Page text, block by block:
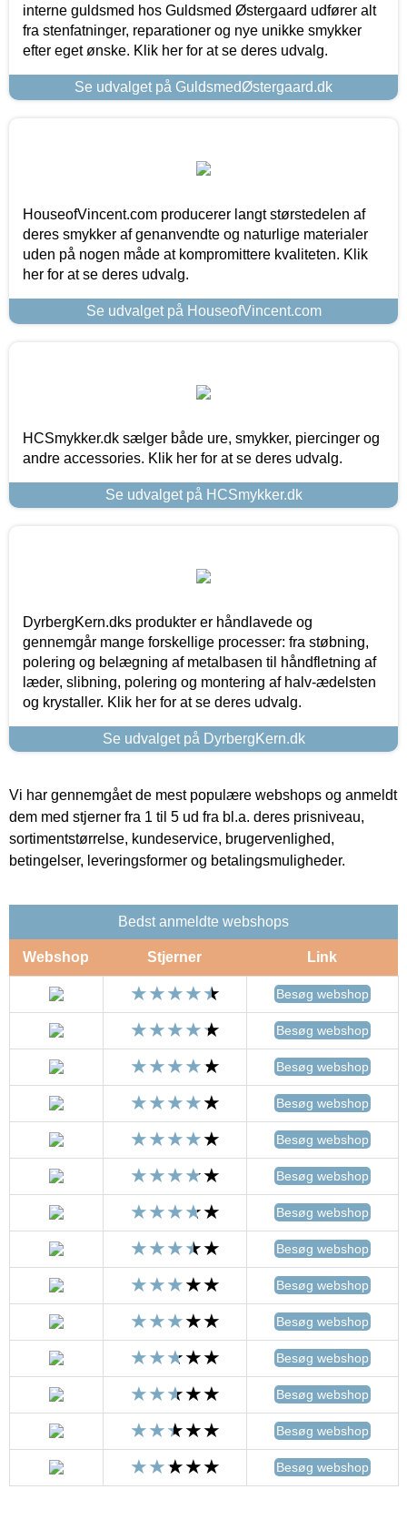
interne guldsmed hos Guldsmed Østergaard udfører alt
fra stenfatninger, reparationer og nye unikke smykker
efter eget ønske. Klik her for at se deres udvalg.
Se udvalget på GuldsmedØstergaard.dk
HouseofVincent.com producerer langt størstedelen af
deres smykker af genanvendte og naturlige materialer
uden på nogen måde at kompromittere kvaliteten. Klik
her for at se deres udvalg.
Se udvalget på HouseofVincent.com
HCSmykker.dk sælger både ure, smykker, piercinger og
andre accessories. Klik her for at se deres udvalg.
Se udvalget på HCSmykker.dk
DyrbergKern.dks produkter er håndlavede og
gennemgår mange forskellige processer: fra støbning,
polering og belægning af metalbasen til håndfletning af
læder, slibning, polering og montering af halv-ædelsten
og krystaller. Klik her for at se deres udvalg.
Se udvalget på DyrbergKern.dk
Vi har gennemgået de mest populære webshops og anmeldt
dem med stjerner fra 1 til 5 ud fra bl.a. deres prisniveau,
sortimentstørrelse, kundeservice, brugervenlighed,
betingelser, leveringsformer og betalingsmuligheder.
Bedst anmeldte webshops
Webshop Stjerner Link
Besøg webshop
Besøg webshop
Besøg webshop
Besøg webshop
Besøg webshop
Besøg webshop
Besøg webshop
Besøg webshop
Besøg webshop
Besøg webshop
Besøg webshop
Besøg webshop
Besøg webshop
Besøg webshop